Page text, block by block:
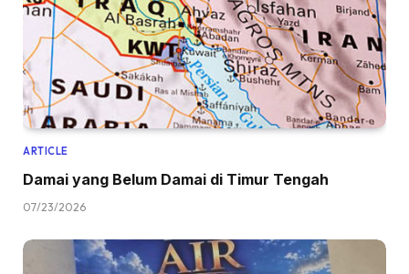
ARTICLE
Damai yang Belum Damai di Timur Tengah
07/23/2026